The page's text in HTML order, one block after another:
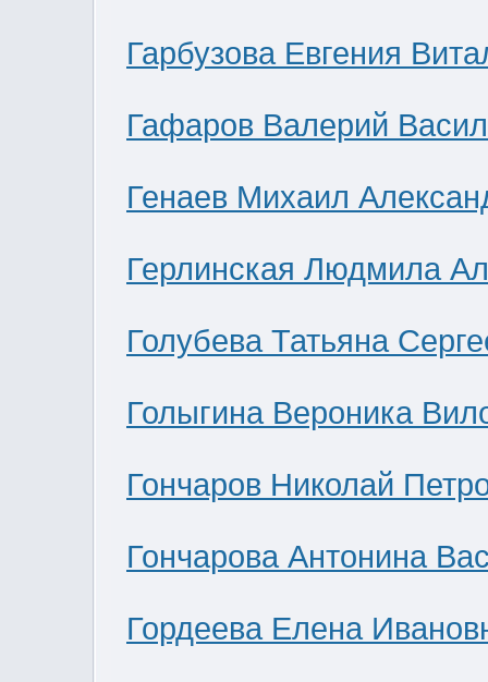
Гарбузова Евгения
Гафаров Валерий
Генаев Михаил
Герлинская Людмила
Голубева Татьяна
Голыгина Вероника
Гончаров Николай
Гончарова Антонина
Гордеева Елена